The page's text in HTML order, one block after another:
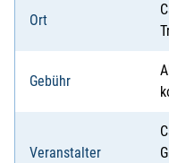
Ort
Gebühr
Veranstalter